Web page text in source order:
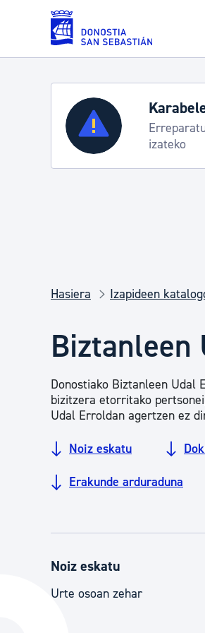
Eduki nagusira joan
Zerbitzuak
Errolda eta gai
Herritarren
Kirola
Hasiera Izapideen
Biztanleen
Donostiako Biztanleen
bizitzera etorritako
Udal Erroldan agertzen ez
Noiz eskatu
Erakunde arduraduna
Noiz eskatu
Urte osoan zehar